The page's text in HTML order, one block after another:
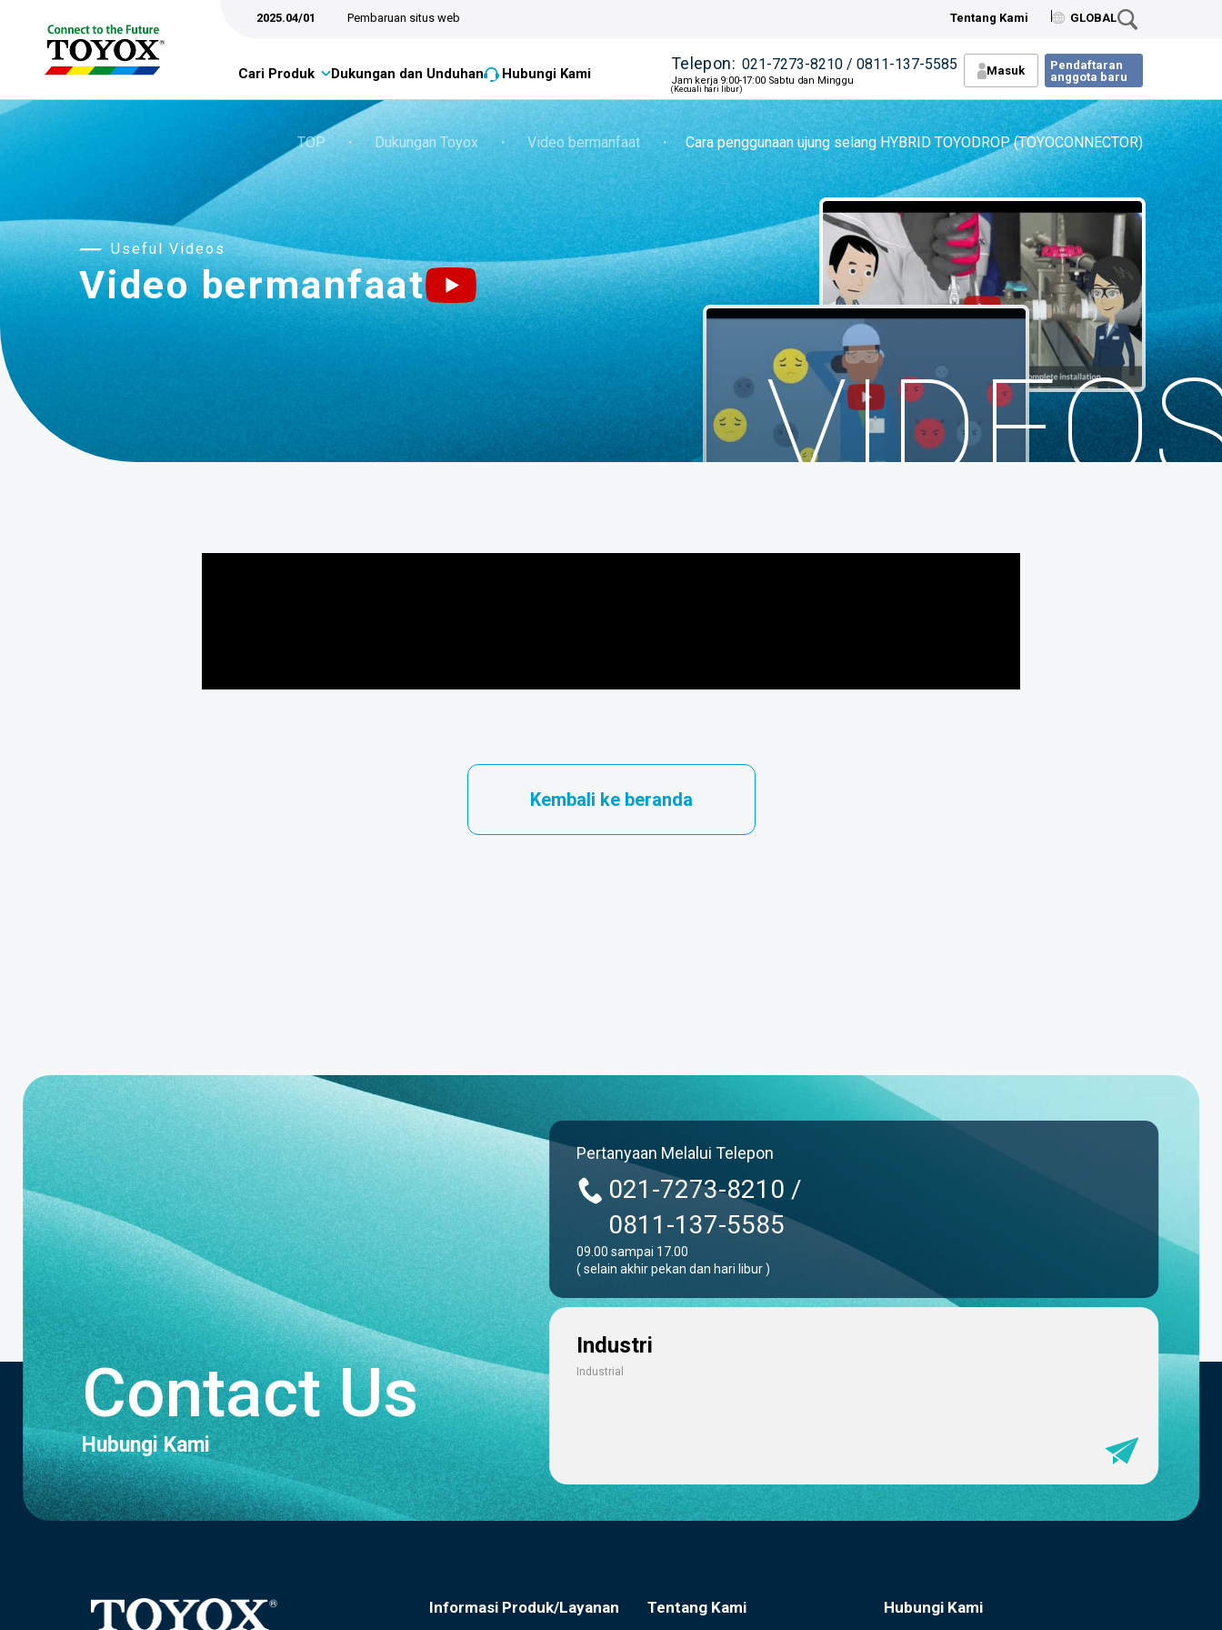
2025.04/01 Pembaruan situs web Tentang Kami GLOBAL
Cari Produk Dukungan dan Unduhan Hubungi Kami
Telepon: 021-7273-8210 / 0811-137-5585
Jam kerja 9:00-17:00 Sabtu dan Minggu
(Kecuali hari libur)
Masuk
Pendaftaran
anggota baru
TOP ・ Dukungan Toyox ・ Video bermanfaat ・ Cara penggunaan ujung selang HYBRID TOYODROP (TOYOCONNECTOR)
Useful Videos
Video bermanfaat
Kembali ke beranda
Contact Us
Hubungi Kami
Pertanyaan Melalui Telepon
021-7273-8210 /
0811-137-5585
09.00 sampai 17.00
( selain akhir pekan dan hari libur )
Industri
Industrial
Informasi Produk/Layanan Tentang Kami Hubungi Kami